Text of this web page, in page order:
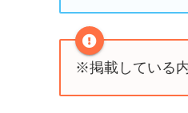
※掲載している